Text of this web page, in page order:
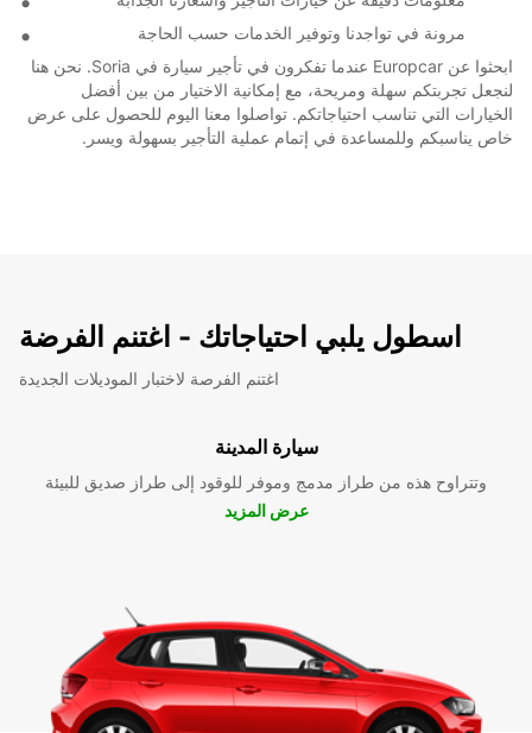
مرونة في تواجدنا وتوفير الخدمات حسب الحاجة
ابحثوا عن Europcar عندما تفكرون في تأجير سيارة في Soria. نحن هنا
لنجعل تجربتكم سهلة ومريحة، مع إمكانية الاختيار من بين أفضل
الخيارات التي تناسب احتياجاتكم. تواصلوا معنا اليوم للحصول على عرض
خاص يناسبكم وللمساعدة في إتمام عملية التأجير بسهولة ويسر.
اسطول يلبي احتياجاتك - اغتنم الفرضة
اغتنم الفرصة لاختبار الموديلات الجديدة
سيارة المدينة
وتتراوح هذه من طراز مدمج وموفر للوقود إلى طراز صديق للبيئة
عرض المزيد